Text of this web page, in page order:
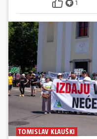
1
TOMISLAV KLAUŠKI